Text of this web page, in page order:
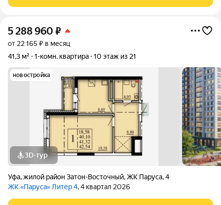
5 288 960 ₽
от 22 165 ₽ в месяц
41,3 м²
1-комн. квартира 10 этаж из 21
новостройка
3D-тур
Уфа,жилой район Затон-Восточный,ЖК Паруса,4
ЖК «Паруса» Литер 4, 4 квартал 2026